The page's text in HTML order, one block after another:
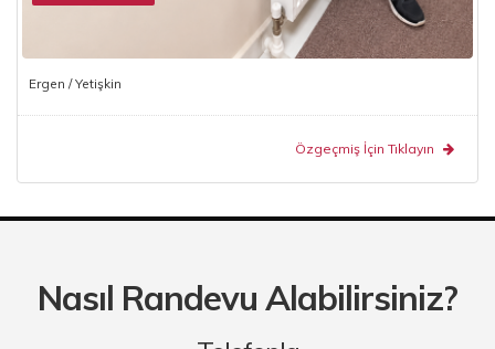
Ergen / Yetişkin
Özgeçmiş İçin Tıklayın
Nasıl Randevu Alabilirsiniz?